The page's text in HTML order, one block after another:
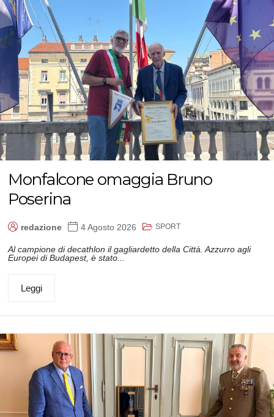
Monfalcone omaggia Bruno
Poserina
redazione 4 Agosto 2026 SPORT
Al campione di decathlon il gagliardetto della Città. Azzurro agli
Europei di Budapest, è stato...
Leggi